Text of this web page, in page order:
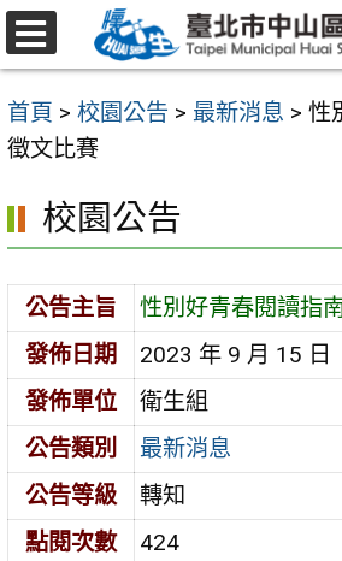
跳
至
要
內
區
首頁 > 校園公告 > 最新消息 > 性
徵文比賽
校園公告
公告主旨
性別好青春閱讀指
發佈日期
2023 年 9 月 15 日
發佈單位
衛生組
公告類別
最新消息
公告等級
轉知
點閱次數
424
選
單